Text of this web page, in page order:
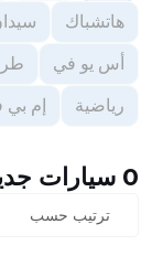
هاتشباك
أس يو في
رياضية
إم بي
0 سيارات جديدة مطابقة للفلتر
ترتيب حسب